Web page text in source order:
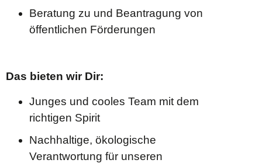
Beratung zu und Beantragung von
öffentlichen Förderungen
Das bieten wir Dir:
Junges und cooles Team mit dem
richtigen Spirit
Nachhaltige, ökologische
Verantwortung für unseren